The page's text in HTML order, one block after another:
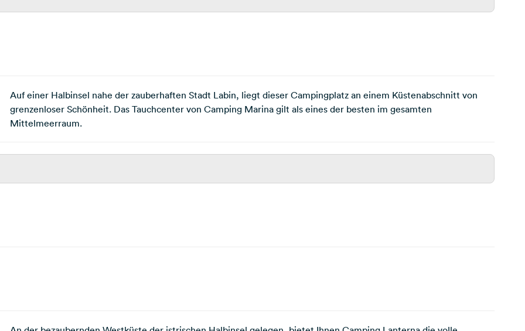
Auf einer Halbinsel nahe der zauberhaften Stadt Labin, liegt dieser Campingplatz an einem Küstenabschnitt von
grenzenloser Schönheit. Das Tauchcenter von Camping Marina gilt als eines der besten im gesamten
Mittelmeerraum.